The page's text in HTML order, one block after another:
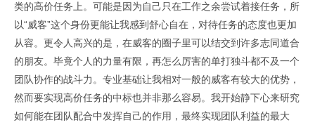
类的高价任务上。可能是因为自己只在工作之余尝试着接任务，所
以“威客”这个身份更能让我感到舒心自在，对待任务的态度也更加
从容。更令人高兴的是，在威客的圈子里可以结交到许多志同道合
的朋友。毕竟个人的力量有限，再怎么厉害的单打独斗都不及一个
团队协作的战斗力。专业基础让我相对一般的威客有较大的优势，
然而要实现高价任务的中标也并非那么容易。我开始静下心来研究
如何能在团队配合中发挥自己的作用，最终实现团队利益的最大